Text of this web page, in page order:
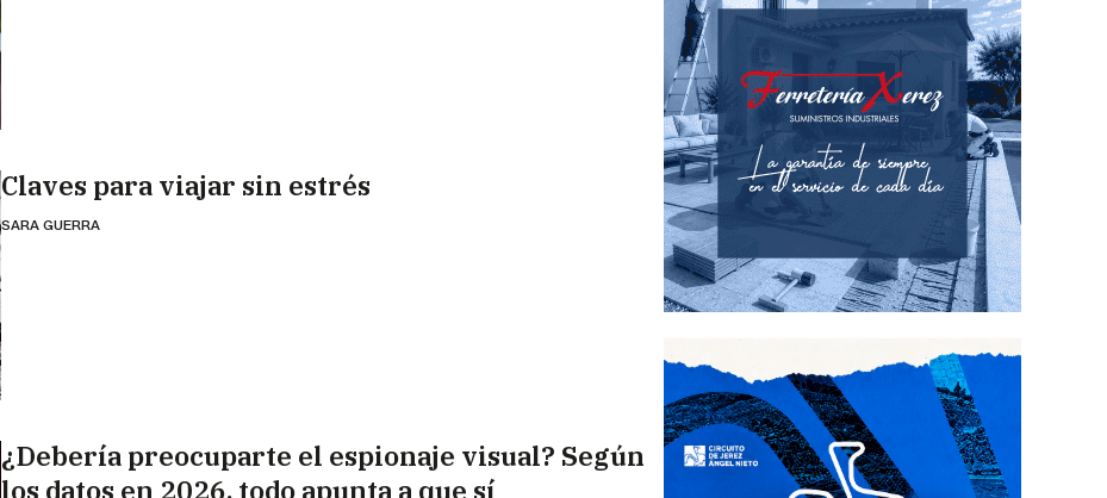
Claves para viajar sin estrés
SARA GUERRA
¿Debería preocuparte el espionaje visual? Según
los datos en 2026, todo apunta a que sí